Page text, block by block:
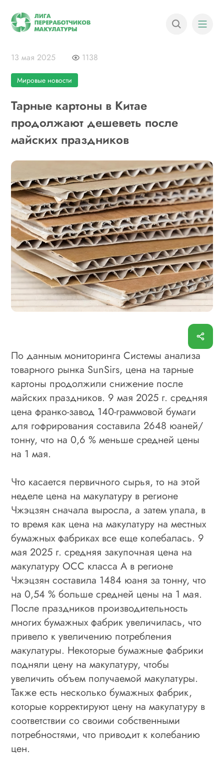
13 мая 2025 1138
Мировые новости
Тарные картоны в Китае
продолжают дешеветь после
майских праздников
По данным мониторинга Системы анализа
товарного рынка SunSirs, цена на тарные
картоны продолжили снижение после
майских праздников. 9 мая 2025 г. средняя
цена франко-завод 140-граммовой бумаги
для гофрирования составила 2648 юаней/
тонну, что на 0,6 % меньше средней цены
на 1 мая.
Что касается первичного сырья, то на этой
неделе цена на макулатуру в регионе
Чжэцзян сначала выросла, а затем упала, в
то время как цена на макулатуру на местных
бумажных фабриках все еще колебалась. 9
мая 2025 г. средняя закупочная цена на
макулатуру ОСС класса А в регионе
Чжэцзян составила 1484 юаня за тонну, что
на 0,54 % больше средней цены на 1 мая.
После праздников производительность
многих бумажных фабрик увеличилась, что
привело к увеличению потребления
макулатуры. Некоторые бумажные фабрики
подняли цену на макулатуру, чтобы
увеличить объем получаемой макулатуры.
Также есть несколько бумажных фабрик,
которые корректируют цену на макулатуру в
соответствии со своими собственными
потребностями, что приводит к колебанию
цен.